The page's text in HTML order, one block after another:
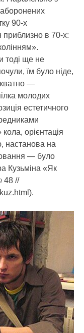
90-х
приблизно в 70-х:
тоді ще не
їм було ніде,
—
молодих
естетичного
орієнтація
настанова на
— було
Кузьміна «Як
48 //